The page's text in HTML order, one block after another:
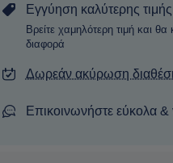
Εγγύηση καλύτερης τιμής
Βρείτε χαμηλότερη τιμή και
διαφορά
Δωρεάν ακύρωση
Επικοινωνήστε εύκολα